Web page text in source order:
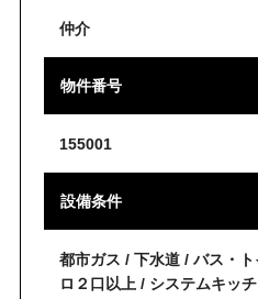
仲介
物件番号
155001
設備条件
都市ガス / 下水道 / バス・
ロ２口以上 / システムキッ